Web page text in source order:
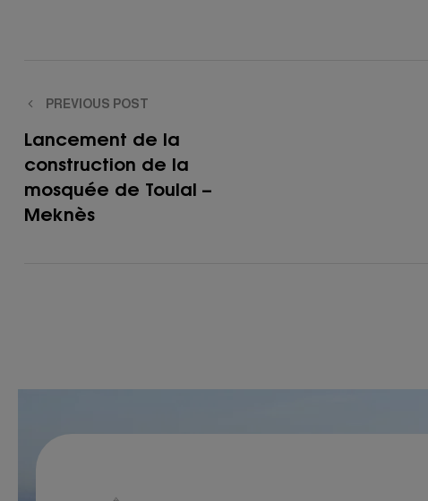
PREVIOUS POST
Lancement de la
construction de la
mosquée de Toulal –
Meknès